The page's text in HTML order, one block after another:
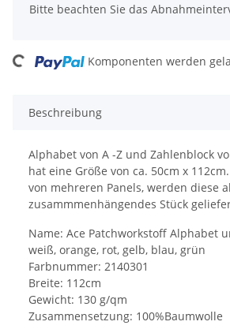
x
Bitte beachten Sie das
Komponenten werden
Beschreibung
Alphabet von A -Z und Zahlenblock
hat eine Größe von ca. 50cm x
von mehreren Panels, werden diese
zusammmenhängendes Stück
Name: Ace Patchworkstoff Alphabet
weiß, orange, rot, gelb, blau, grün
Farbnummer: 2140301
Breite: 112cm
Gewicht: 130 g/qm
Zusammensetzung: 100%Baumwolle